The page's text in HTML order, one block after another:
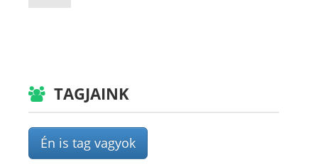
TAGJAINK
Én is tag vagyok